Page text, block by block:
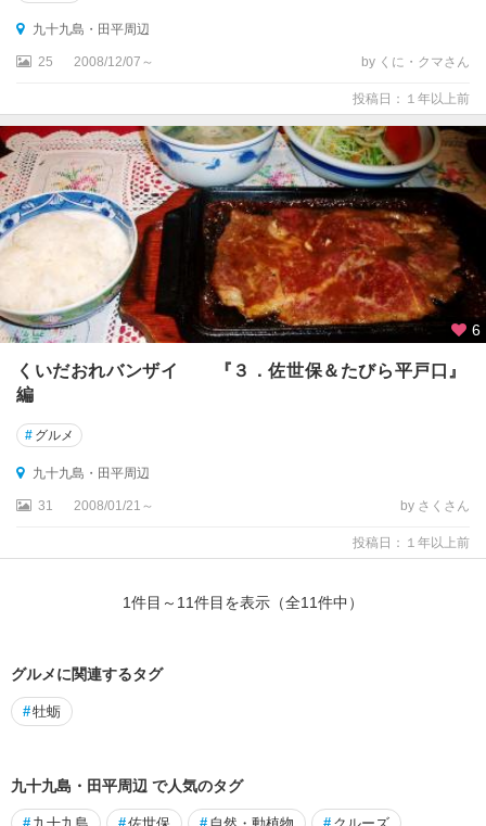
九十九島・田平周辺
25 2008/12/07～ by くに・クマさん
投稿日：１年以上前
6
くいだおれバンザイ 『３．佐世保＆たびら平戸口』
編
# グルメ
九十九島・田平周辺
31 2008/01/21～ by さくさん
投稿日：１年以上前
1件目～ 11件目を表示（全11件中）
グルメに関連するタグ
#牡蛎
九十九島・田平周辺 で人気のタグ